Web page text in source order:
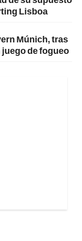
Lisboa
Múnich, tras
de fogueo